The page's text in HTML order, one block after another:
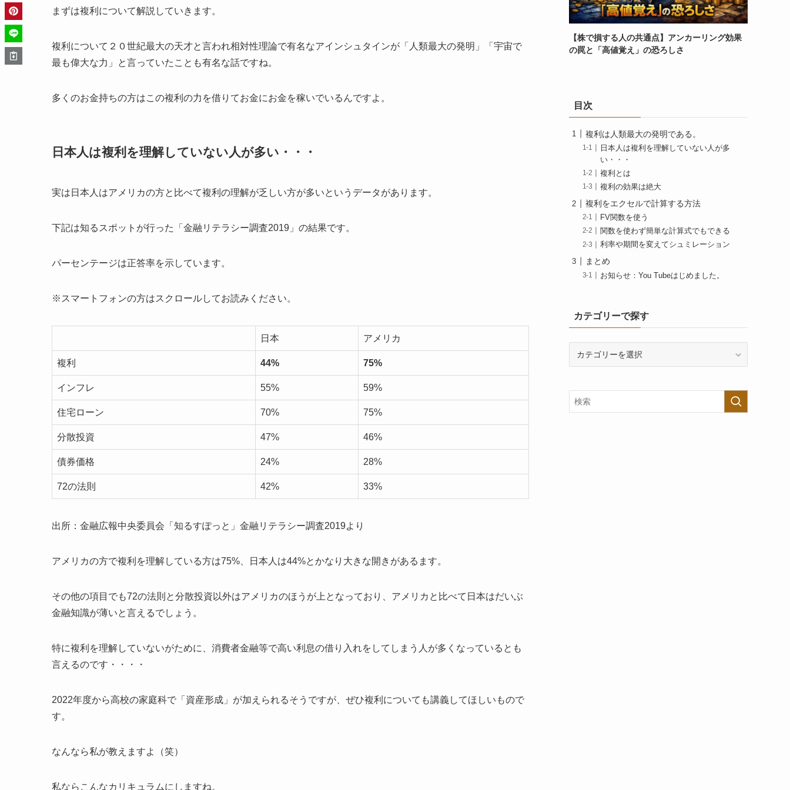
まずは複利について解説していきます。
複利について２０世紀最大の天才と言われ相対性理論で有名なアインシュタインが「 人類最大の発明 」「 宇宙で
最も偉大な力 」と言っていたことも有名な話ですね。
多くのお金持ちの方はこの複利の力を借りてお金にお金を稼いでいるんですよ。
日本人は複利を理解していない人が多い・・・
実は日本人はアメリカの方と比べて複利の理解が乏しい方が多いというデータがあります。
下記は知るスポットが行った「金融リテラシー調査2019」の結果です。
パーセンテージは正答率を示しています。
※スマートフォンの方はスクロールしてお読みください。
日本 アメリカ
複利 44% 75%
インフレ 55% 59%
住宅ローン 70% 75%
分散投資 47% 46%
債券価格 24% 28%
72の法則 42% 33%
出所：金融広報中央委員会「知るすぽっと」金融リテラシー調査2019より
アメリカの方で複利を理解している方は75%、日本人は44%とかなり大きな開き があるます。
その他の項目でも72の法則と分散投資以外はアメリカのほうが上となっており、アメリカと比べて日本はだいぶ
金融知識が薄いと言えるでしょう。
特に複利を理解していないがために、消費者金融等で高い利息の借り入れをしてしまう人が多くなっているとも
言えるのです・・・・
2022年度から高校の家庭科で「資産形成」が加えられるそうですが、ぜひ複利についても講義してほしいもので
す。
なんなら私が教えますよ（笑）
私ならこんなカリキュラムにしますね。
【株で損する人の共通点】アンカーリング効果
の罠と「高値覚え」の恐ろしさ
目次
複利は人類最大の発明である。
日本人は複利を理解していない人が多
い・・・
複利とは
複利の効果は絶大
複利をエクセルで計算する方法
FV関数を使う
関数を使わず簡単な計算式でもできる
利率や期間を変えてシュミレーション
まとめ
お知らせ：You Tubeはじめました。
カテゴリーで探す
ー
で